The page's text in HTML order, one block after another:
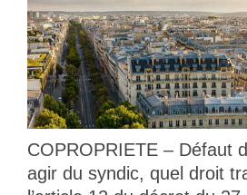
COPROPRIETE – Défaut
agir du syndic, quel droit